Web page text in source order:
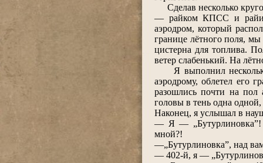
Сделав несколько
― райком КПСС и
аэродром, который
границе лётного поля,
цистерна для топлива.
ветер слабенький. На
Я выполнил несколько
аэродрому, облетел его
разошлись почти на пол
головы в тень одна
Наконец, я услышал в
― Я ― „Бутурлиновка”!
мной?!
―„Бутурлиновка”, над
― 402-й, я ―